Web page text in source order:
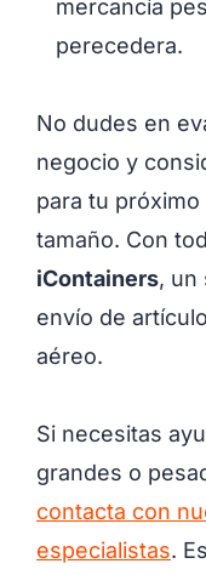
mercancía
perecedera.
No dudes en
negocio y
para tu
tamaño. Con
iContainers, un
envío de
aéreo.
Si necesitas
grandes o
contacta con
especialistas.